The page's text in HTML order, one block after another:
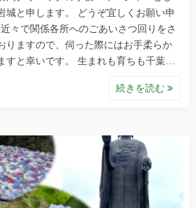
城と申します。 どうぞ宜しくお願い申
々で関係各所へのごあいさつ回りをさ
りますので、伺った際にはお手柔らか
すと幸いです。 生まれも育ちも千葉…
続きを読む